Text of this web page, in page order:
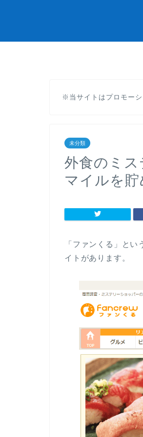
※当サイトはプロモーシ
未分類
外食のミス
マイルを貯
「ファンくる」と
イトがあります。